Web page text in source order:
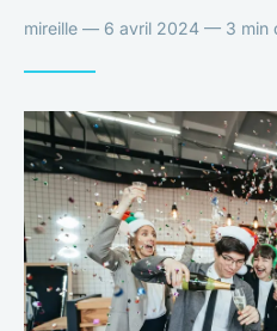
mireille — 6 avril 2024 — 3 min